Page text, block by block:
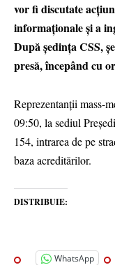
vor fi discutate
informaționale și a
După ședința CSS,
presă, începând cu
Reprezentanții mass-
09:50, la sediul
154, intrarea de pe
baza acreditărilor.
DISTRIBUIE:
WhatsApp